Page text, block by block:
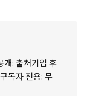
: 출처기입 후
독자 전용: 무